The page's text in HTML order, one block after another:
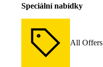
Speciální nabídky
All Offers